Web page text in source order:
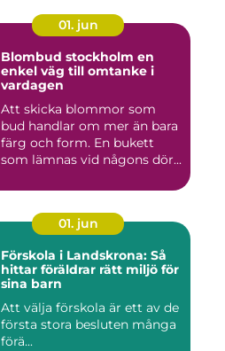
01. jun
Blombud stockholm en
enkel väg till omtanke i
vardagen
Att skicka blommor som
bud handlar om mer än bara
färg och form. En bukett
som lämnas vid någons dör...
01. jun
Förskola i Landskrona: Så
hittar föräldrar rätt miljö för
sina barn
Att välja förskola är ett av de
första stora besluten många
förä...